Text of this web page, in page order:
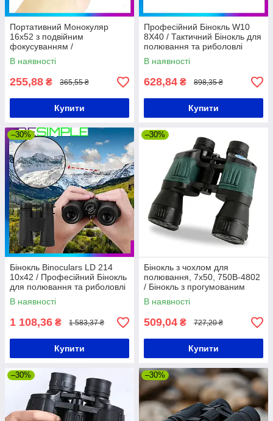
Портативний Монокуляр
16х52 з подвійним
фокусуванням /
Універсальний монокуляр
для полювання та риболовлі
В наявності
255,88 ₴ 365,55 ₴
Купити
Професійний Бінокль W10
8X40 / Тактичний Бінокль для
полювання та риболовлі
В наявності
628,84 ₴ 898,35 ₴
Купити
–30%
Бінокль Binoculars LD 214
10х42 / Професійний Бінокль
для полювання та риболовлі
В наявності
1 108,36 ₴ 1 583,37 ₴
Купити
–30%
Бінокль з чохлом для
полювання, 7х50, 750B-4802
/ Бінокль з прогумованим
корпусом
В наявності
509,04 ₴ 727,20 ₴
Купити
–30% –30%